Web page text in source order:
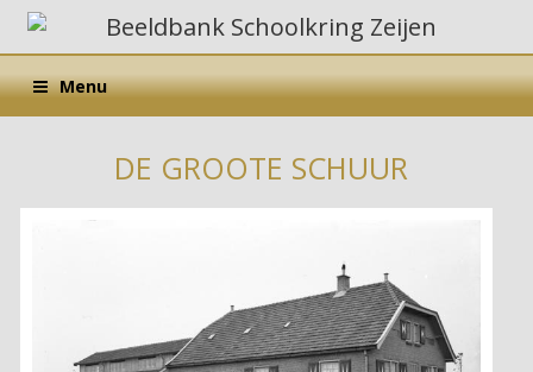
Menu
DE GROOTE SCHUUR